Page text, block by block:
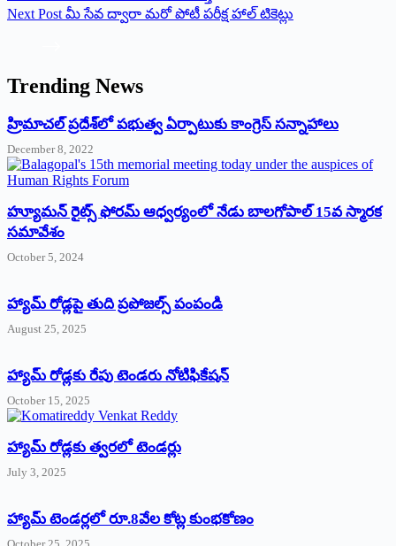
Next Post మీ సేవ ద్వారా మరో పోటీ పరీక్ష హాల్ టికెట్లు
Trending News
‌హ్రిమాచల్‌ ‌ప్రదేశ్‌లో పభుత్వ ఏర్పాటుకు కాంగ్రెస్‌ ‌సన్నాహాలు
December 8, 2022
హ్యూమన్‌ రైట్స్‌ ఫోరమ్‌ ఆధ్వర్యంలో నేడు బాలగోపాల్‌ 15వ స్మారక
సమావేశం
October 5, 2024
హ్యామ్‌ రోడ్లపై తుది ప్రపోజల్స్‌ పంపండి
August 25, 2025
హ్యామ్‌ రోడ్లకు రేపు టెండరు నోటిఫికేషన్‌
October 15, 2025
హ్యామ్‌ రోడ్లకు త్వరలో టెండర్లు
July 3, 2025
హ్యామ్‌ ‌టెండర్లలో రూ.8వేల కోట్ల కుంభకోణం